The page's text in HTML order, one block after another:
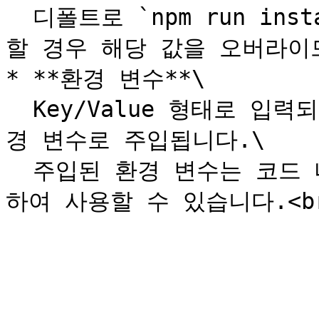
할 경우 해당 값을 오버라
* **환경 변수**\
경 변수로 주입됩니다.\